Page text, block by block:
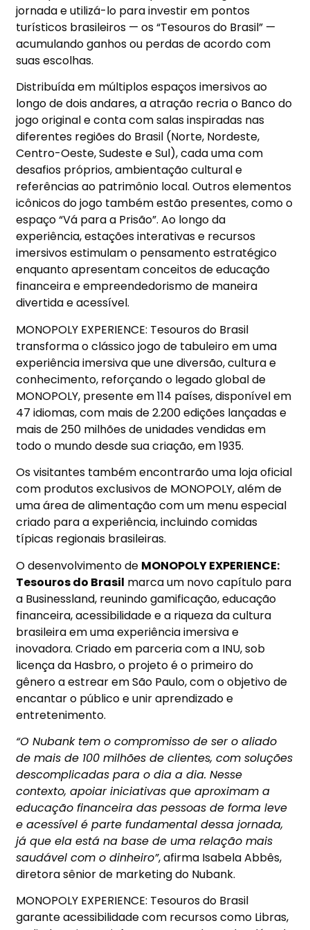
jornada e utilizá-lo para investir em pontos
turísticos brasileiros — os “Tesouros do Brasil” —
acumulando ganhos ou perdas de acordo com
suas escolhas.
Distribuída em múltiplos espaços imersivos ao
longo de dois andares, a atração recria o Banco do
jogo original e conta com salas inspiradas nas
diferentes regiões do Brasil (Norte, Nordeste,
Centro-Oeste, Sudeste e Sul), cada uma com
desafios próprios, ambientação cultural e
referências ao patrimônio local. Outros elementos
icônicos do jogo também estão presentes, como o
espaço “Vá para a Prisão”. Ao longo da
experiência, estações interativas e recursos
imersivos estimulam o pensamento estratégico
enquanto apresentam conceitos de educação
financeira e empreendedorismo de maneira
divertida e acessível.
MONOPOLY EXPERIENCE: Tesouros do Brasil
transforma o clássico jogo de tabuleiro em uma
experiência imersiva que une diversão, cultura e
conhecimento, reforçando o legado global de
MONOPOLY, presente em 114 países, disponível em
47 idiomas, com mais de 2.200 edições lançadas e
mais de 250 milhões de unidades vendidas em
todo o mundo desde sua criação, em 1935.
Os visitantes também encontrarão uma loja oficial
com produtos exclusivos de MONOPOLY, além de
uma área de alimentação com um menu especial
criado para a experiência, incluindo comidas
típicas regionais brasileiras.
O desenvolvimento de MONOPOLY EXPERIENCE:
Tesouros do Brasil marca um novo capítulo para
a Businessland, reunindo gamificação, educação
financeira, acessibilidade e a riqueza da cultura
brasileira em uma experiência imersiva e
inovadora. Criado em parceria com a INU, sob
licença da Hasbro, o projeto é o primeiro do
gênero a estrear em São Paulo, com o objetivo de
encantar o público e unir aprendizado e
entretenimento.
“O Nubank tem o compromisso de ser o aliado
de mais de 100 milhões de clientes, com soluções
descomplicadas para o dia a dia. Nesse
contexto, apoiar iniciativas que aproximam a
educação financeira das pessoas de forma leve
e acessível é parte fundamental dessa jornada,
já que ela está na base de uma relação mais
saudável com o dinheiro”, afirma Isabela Abbês,
diretora sênior de marketing do Nubank.
MONOPOLY EXPERIENCE: Tesouros do Brasil
garante acessibilidade com recursos como Libras,